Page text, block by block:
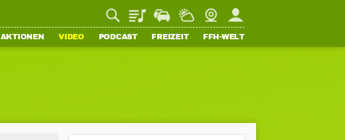
PlaylistStaupilotWetterWebcamMein FFH
AKTIONEN VIDEO PODCAST FREIZEIT FFH-WELT